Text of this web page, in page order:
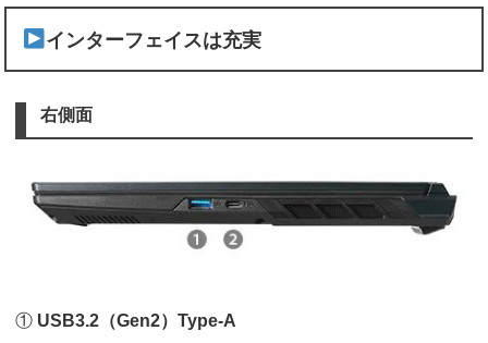
インターフェイスは充実
右側面
① USB3.2（Gen2）Type-A